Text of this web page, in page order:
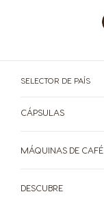
SELECTOR DE PAÍS
CÁPSULAS
MÁQUINAS DE CAFÉ
DESCUBRE